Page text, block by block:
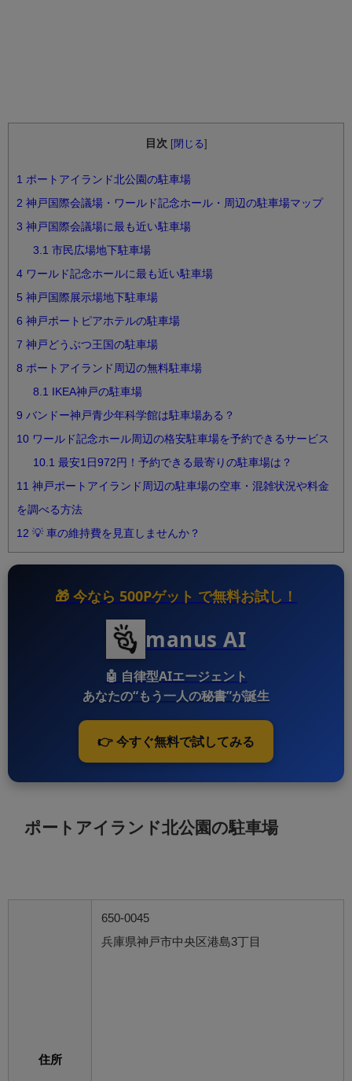
目次 閉じる
1 ポートアイランド北公園の駐車場
2 神戸国際会議場・ワールド記念ホール・周辺の駐車場マップ
3 神戸国際会議場に最も近い駐車場
3.1 市民広場地下駐車場
4 ワールド記念ホールに最も近い駐車場
5 神戸国際展示場地下駐車場
6 神戸ポートピアホテルの駐車場
7 神戸どうぶつ王国の駐車場
8 ポートアイランド周辺の無料駐車場
8.1 IKEA神戸の駐車場
9 バンドー神戸青少年科学館は駐車場ある？
10 ワールド記念ホール周辺の格安駐車場を予約できるサービス
10.1 最安1日972円！予約できる最寄りの駐車場は？
11 神戸ポートアイランド周辺の駐車場の空車・混雑状況や料金
を調べる方法
12 💡 車の維持費を見直しませんか？
🎁 今なら 500Pゲット で無料お試し！
manus AI
🤖 自律型AIエージェント
あなたの“もう一人の秘書”が誕生
👉 今すぐ無料で試してみる
ポートアイランド北公園の駐車場
住所
650-0045
兵庫県神戸市中央区港島3丁目